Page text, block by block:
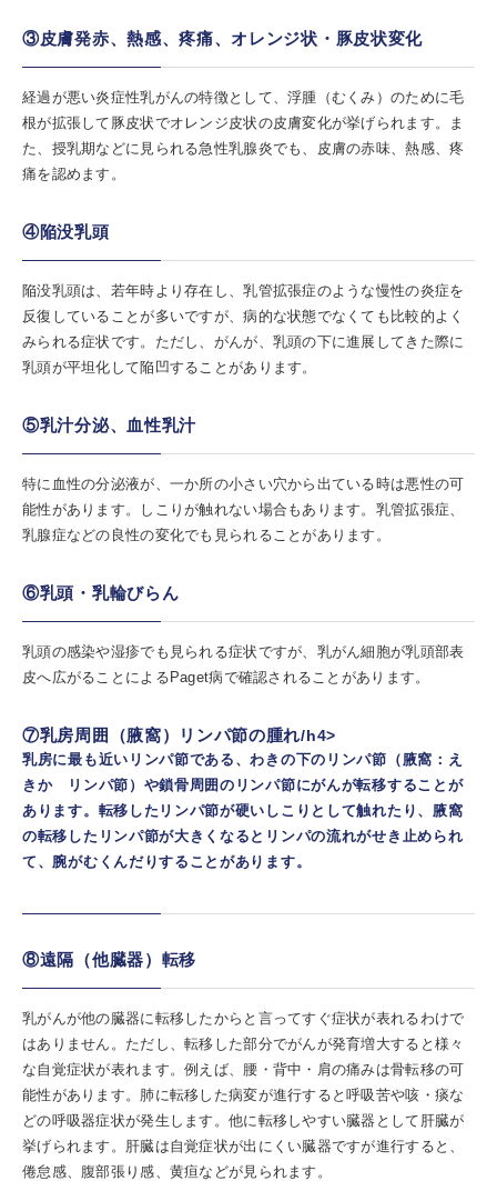
③皮膚発赤、熱感、疼痛、オレンジ状・豚皮状変化
経過が悪い炎症性乳がんの特徴として、浮腫（むくみ）のために毛
根が拡張して豚皮状でオレンジ皮状の皮膚変化が挙げられます。ま
た、授乳期などに見られる急性乳腺炎でも、皮膚の赤味、熱感、疼
痛を認めます。
④陥没乳頭
陥没乳頭は、若年時より存在し、乳管拡張症のような慢性の炎症を
反復していることが多いですが、病的な状態でなくても比較的よく
みられる症状です。ただし、がんが、乳頭の下に進展してきた際に
乳頭が平坦化して陥凹することがあります。
⑤乳汁分泌、血性乳汁
特に血性の分泌液が、一か所の小さい穴から出ている時は悪性の可
能性があります。しこりが触れない場合もあります。乳管拡張症、
乳腺症などの良性の変化でも見られることがあります。
⑥乳頭・乳輪びらん
乳頭の感染や湿疹でも見られる症状ですが、乳がん細胞が乳頭部表
皮へ広がることによるPaget病で確認されることがあります。
⑦乳房周囲（腋窩）リンパ節の腫れ/h4>
乳房に最も近いリンパ節である、わきの下のリンパ節（腋窩：え
きか リンパ節）や鎖骨周囲のリンパ節にがんが転移することが
あります。転移したリンパ節が硬いしこりとして触れたり、腋窩
の転移したリンパ節が大きくなるとリンパの流れがせき止められ
て、腕がむくんだりすることがあります。
⑧遠隔（他臓器）転移
乳がんが他の臓器に転移したからと言ってすぐ症状が表れるわけで
はありません。ただし、転移した部分でがんが発育増大すると様々
な自覚症状が表れます。例えば、腰・背中・肩の痛みは骨転移の可
能性があります。肺に転移した病変が進行すると呼吸苦や咳・痰な
どの呼吸器症状が発生します。他に転移しやすい臓器として肝臓が
挙げられます。肝臓は自覚症状が出にくい臓器ですが進行すると、
倦怠感、腹部張り感、黄疸などが見られます。